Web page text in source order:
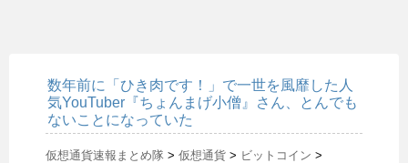
数年前に「ひき肉です！」で一世を風靡した人
気YouTuber『ちょんまげ小僧』さん、とんでも
ないことになっていた
仮想通貨速報まとめ隊 > 仮想通貨 > ビットコイン >